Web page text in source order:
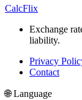
CalcFlix
Exchange
liability.
Privacy
Contact
🌐 Language